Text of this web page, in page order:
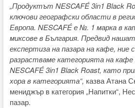
„Продуктът NESCAFÉ 3in1 Black
ключови географски области в
Европа. NESCAFÉ е №. 1 марка в
миксовев България. Предвид
експертиза на пазара на кафе, ние
разрастваме категорията на кафе
NESCAFÉ 3in1 Black Roast, като
хорав категорията“, казва Атана
мениджър в категория „Напитки“,
пазар.